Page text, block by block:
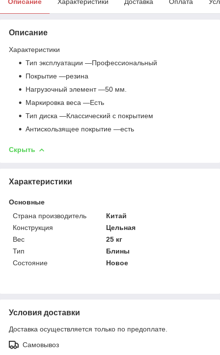
Описание
Характеристики
Тип эксплуатации —Профессиональный
Покрытие —резина
Нагрузочный элемент —50 мм.
Маркировка веса —Есть
Тип диска —Классический с покрытием
Антискользящее покрытие —есть
Скрыть
Характеристики
Основные
Страна производитель
Китай
Конструкция
Цельная
Вес
25 кг
Тип
Блины
Состояние
Новое
Условия доставки
Доставка осуществляется только по предоплате.
Самовывоз